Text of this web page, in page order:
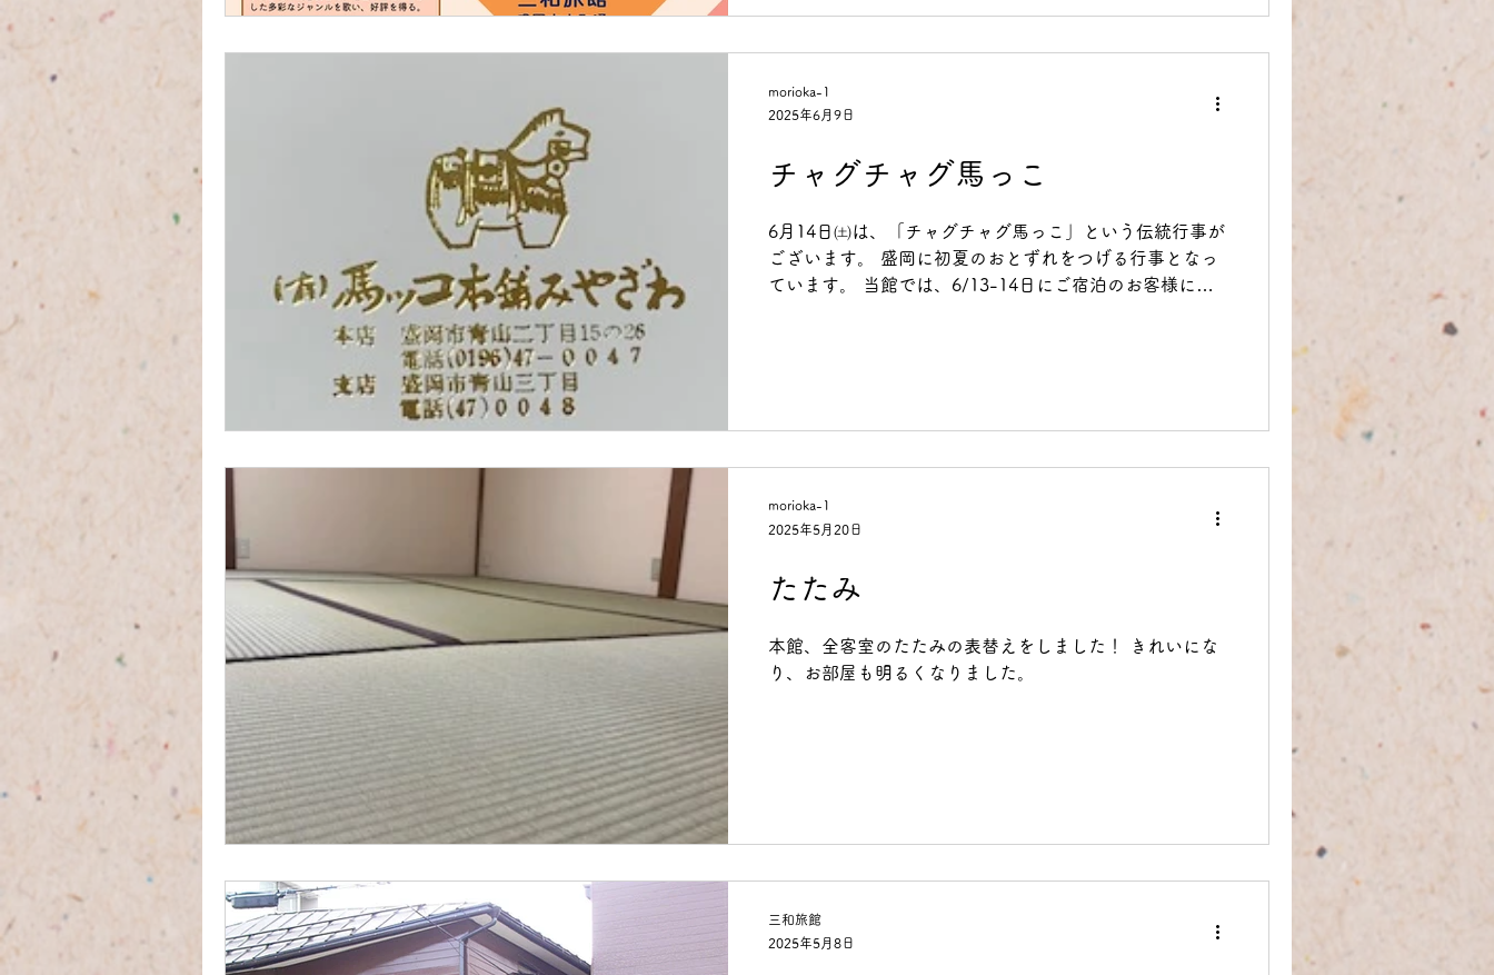
チャグチャグ馬っこ
6月14日㈯は、「チャグチャグ馬っこ」という伝統行事が
ございます。 盛岡に初夏のおとずれをつげる行事となっ
ています。 当館では、6/13-14日にご宿泊のお客様に
morioka-1
2025年6月9日
たたみ
本館、全客室のたたみの表替えをしました！ きれいにな
り、お部屋も明るくなりました。
morioka-1
2025年5月20日
三和旅館
2025年5月8日